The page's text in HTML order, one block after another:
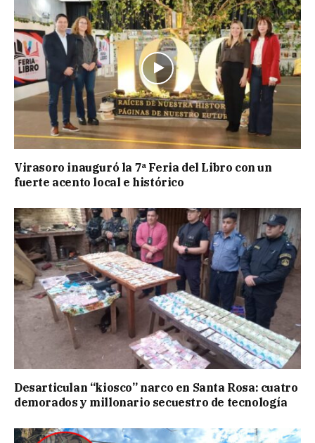
Virasoro inauguró la 7ª Feria del Libro con un
fuerte acento local e histórico
Desarticulan “kiosco” narco en Santa Rosa: cuatro
demorados y millonario secuestro de tecnología